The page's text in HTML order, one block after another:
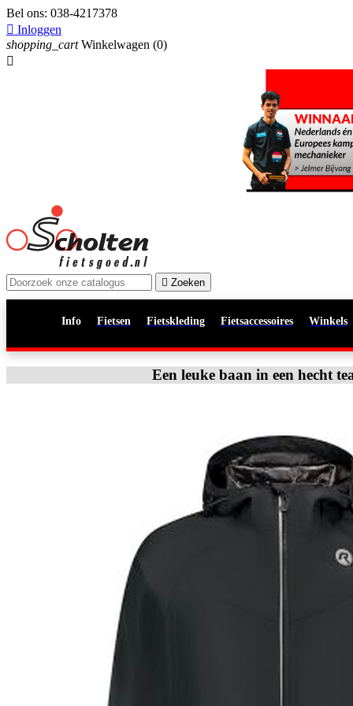
Bel ons: 038-4217378
 Inloggen
shopping_cart Winkelwagen (0)

 Zoeken
Info Fietsen Fietskleding Fietsaccessoires Winkels
Een leuke baan in een hecht